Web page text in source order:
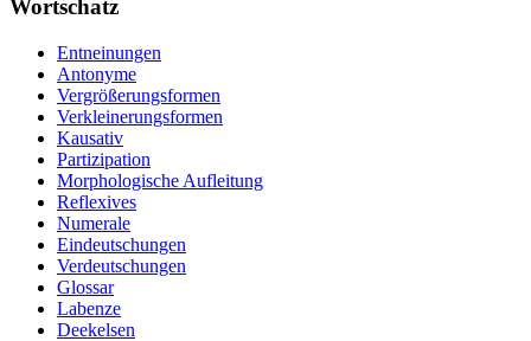
Wortschatz
Entneinungen
Antonyme
Vergrößerungsformen
Verkleinerungsformen
Kausativ
Partizipation
Morphologische Aufleitung
Reflexives
Numerale
Eindeutschungen
Verdeutschungen
Glossar
Labenze
Deekelsen